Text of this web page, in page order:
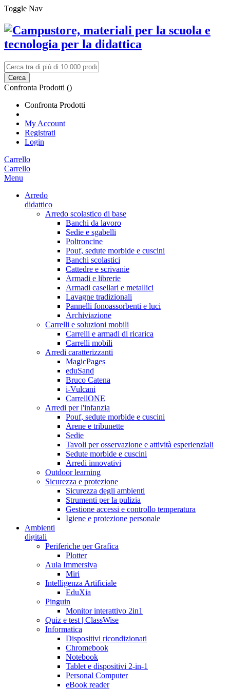
Toggle Nav
Cerca
Confronta Prodotti ()
Confronta Prodotti
My Account
Registrati
Login
Carrello
Carrello
Menu
Arredo
didattico
Arredo scolastico di base
Banchi da lavoro
Sedie e sgabelli
Poltroncine
Pouf, sedute morbide e cuscini
Banchi scolastici
Cattedre e scrivanie
Armadi e librerie
Armadi casellari e metallici
Lavagne tradizionali
Pannelli fonoassorbenti e luci
Archiviazione
Carrelli e soluzioni mobili
Carrelli e armadi di ricarica
Carrelli mobili
Arredi caratterizzanti
MagicPages
eduSand
Bruco Catena
i-Vulcani
CarrellONE
Arredi per l'infanzia
Pouf, sedute morbide e cuscini
Arene e tribunette
Sedie
Tavoli per osservazione e attività esperienziali
Sedute morbide e cuscini
Arredi innovativi
Outdoor learning
Sicurezza e protezione
Sicurezza degli ambienti
Strumenti per la pulizia
Gestione accessi e controllo temperatura
Igiene e protezione personale
Ambienti
digitali
Periferiche per Grafica
Plotter
Aula Immersiva
Miri
Intelligenza Artificiale
EduXia
Pinguin
Monitor interattivo 2in1
Quiz e test | ClassWise
Informatica
Dispositivi ricondizionati
Chromebook
Notebook
Tablet e dispositivi 2-in-1
Personal Computer
eBook reader